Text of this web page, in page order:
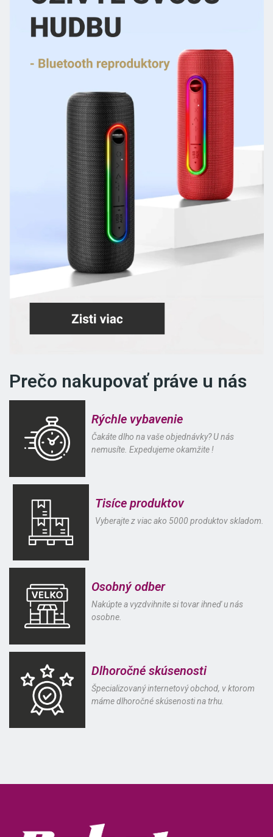
Prečo nakupovať práve u nás
Rýchle vybavenie
Čakáte dlho na vaše objednávky? U nás
nemusíte. Expedujeme okamžite !
Tisíce produktov
Vyberajte z viac ako 5000 produktov skladom.
Osobný odber
Nakúpte a vyzdvihnite si tovar ihneď u nás
osobne.
Dlhoročné skúsenosti
Špecializovaný internetový obchod, v ktorom
máme dlhoročné skúsenosti na trhu.